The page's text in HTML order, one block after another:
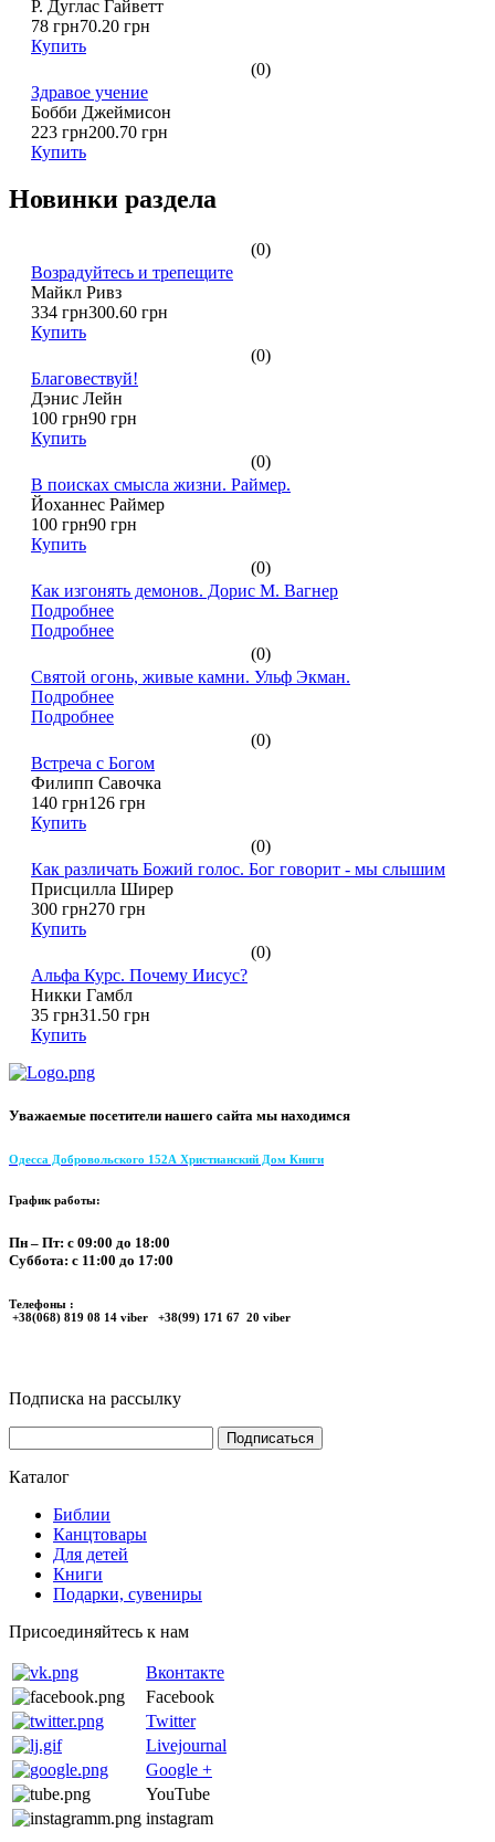
Р. Дуглас Гайветт
78 грн70.20 грн
Купить
(0)
Здравое учение
Бобби Джеймисон
223 грн200.70 грн
Купить
Новинки раздела
(0)
Возрадуйтесь и трепещите
Майкл Ривз
334 грн300.60 грн
Купить
(0)
Благовествуй!
Дэнис Лейн
100 грн90 грн
Купить
(0)
В поисках смысла жизни. Раймер.
Йоханнес Раймер
100 грн90 грн
Купить
(0)
Как изгонять демонов. Дорис М. Вагнер
Подробнее
Подробнее
(0)
Святой огонь, живые камни. Ульф Экман.
Подробнее
Подробнее
(0)
Встреча с Богом
Филипп Савочка
140 грн126 грн
Купить
(0)
Как различать Божий голос. Бог говорит - мы слышим
Присцилла Ширер
300 грн270 грн
Купить
(0)
Альфа Курс. Почему Иисус?
Никки Гамбл
35 грн31.50 грн
Купить
Уважаемые посетители нашего сайта мы находимся
Одесса Добровольского 152А Христианский Дом Книги
График работы:
Пн – Пт: с 09:00 до 18:00
Суббота: с 11:00 до 17:00
Телефоны :
+38(068) 819 08 14 viber +38(99) 171 67 20 viber
Подписка на рассылку
Каталог
Библии
Канцтовары
Для детей
Книги
Подарки, сувениры
Присоединяйтесь к нам
Вконтакте
Facebook
Twitter
Livejournal
Google +
YouTube
instagram